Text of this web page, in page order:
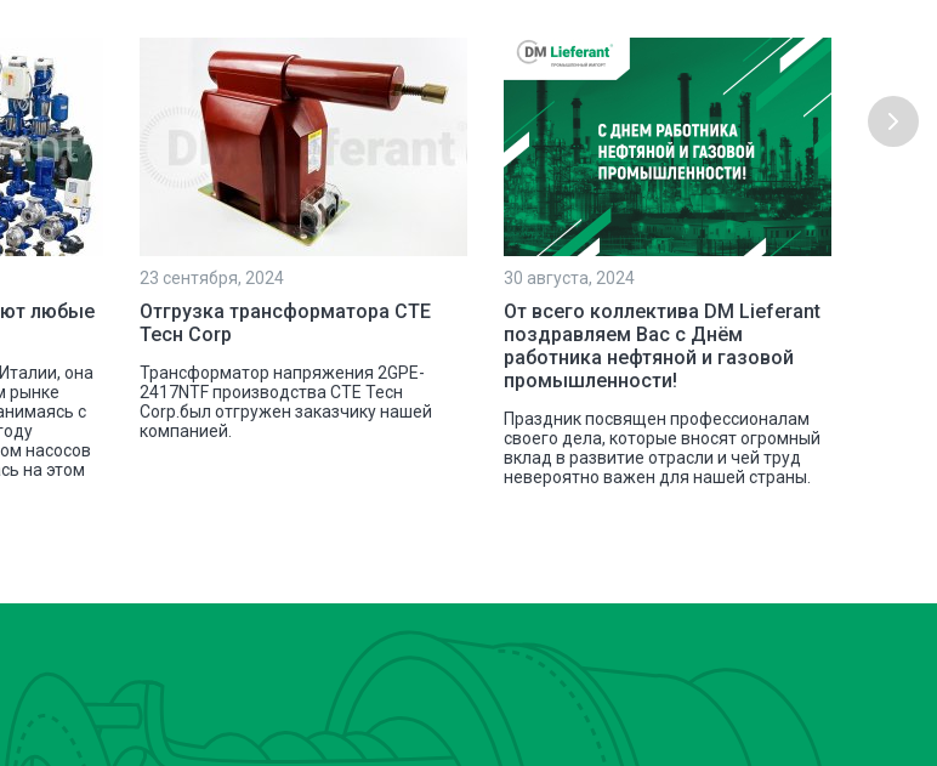
любые
она
рынке
с
насосов
на этом
23 сентября, 2024
Отгрузка трансформатора СТЕ
Тесн Corp
Трансформатор напряжения 2GPE-
2417NTF производства СТЕ Тесн
Corp.был отгружен заказчику нашей
компанией.
30 августа, 2024
От всего коллектива DM Lieferant
поздравляем Вас с Днём
работника нефтяной и газовой
промышленности!
Праздник посвящен профессионалам
своего дела, которые вносят огромный
вклад в развитие отрасли и чей труд
невероятно важен для нашей страны.